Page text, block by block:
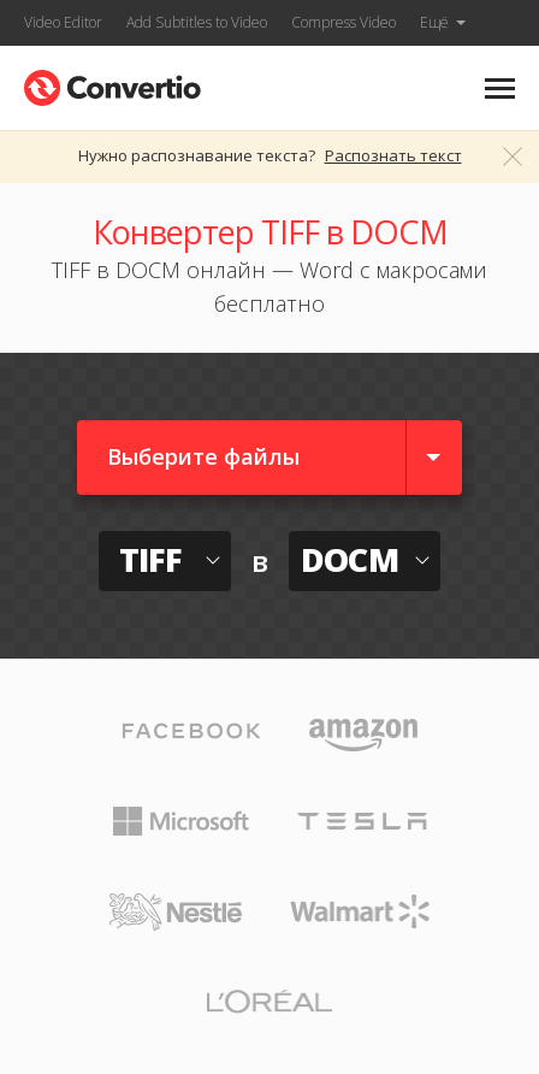
Video Editor Add Subtitles to Video Compress Video Ещё
Нужно распознавание текста? Распознать текст
Конвертер TIFF в DOCM
TIFF в DOCM онлайн — Word с макросами
бесплатно
Выберите файлы
TIFF в DOCM